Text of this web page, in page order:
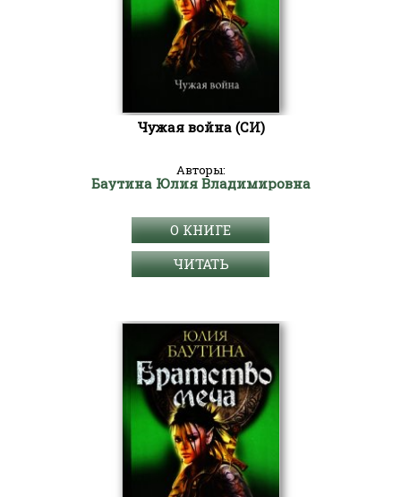
Чужая война (СИ)
Авторы:
Баутина Юлия Владимировна
О КНИГЕ
ЧИТАТЬ